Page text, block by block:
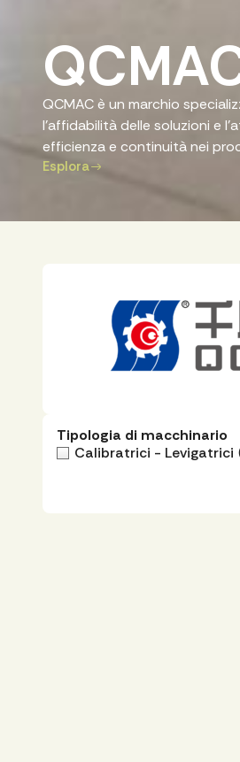
QCMAC è un marchio
l’affidabilità delle soluzioni e
efficienza e continuità nei
Esplora
Tipologia di macchinario
Calibratrici - Levigatrici